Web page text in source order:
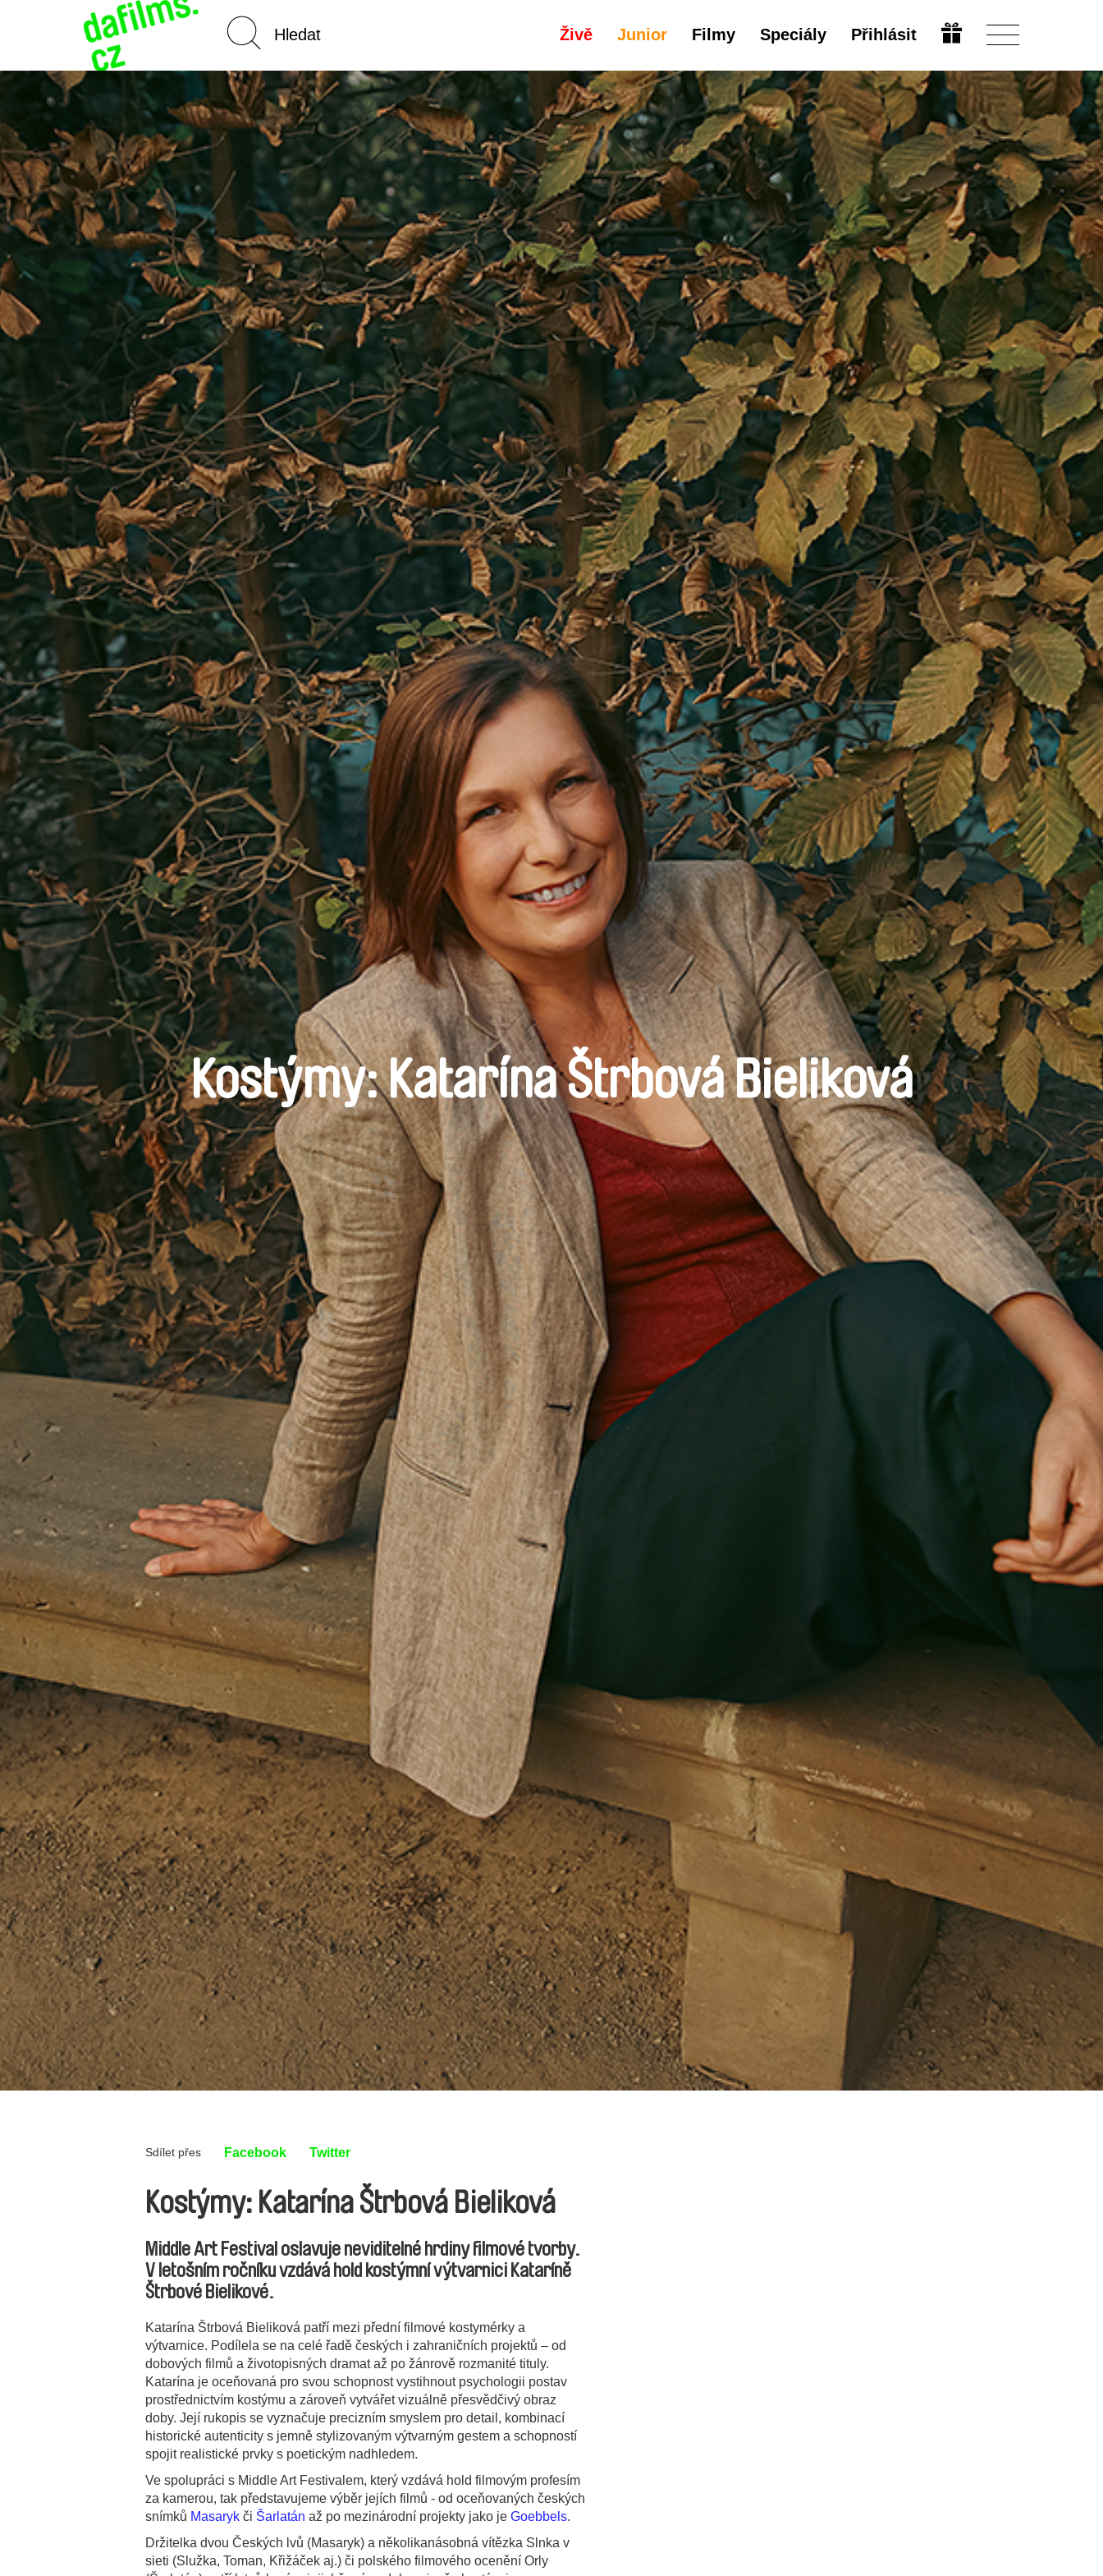
Živě Junior Filmy Speciály Přihlásit
Kostýmy: Katarína Štrbová Bieliková
Sdílet přes Facebook Twitter
Kostýmy: Katarína Štrbová Bieliková
Middle Art Festival oslavuje neviditelné hrdiny filmové tvorby.
V letošním ročníku vzdává hold kostýmní výtvarnici Kataríně
Štrbové Bielikové.
Katarína Štrbová Bieliková patří mezi přední filmové kostymérky a
výtvarnice. Podílela se na celé řadě českých i zahraničních projektů – od
dobových filmů a životopisných dramat až po žánrově rozmanité tituly.
Katarína je oceňovaná pro svou schopnost vystihnout psychologii postav
prostřednictvím kostýmu a zároveň vytvářet vizuálně přesvědčivý obraz
doby. Její rukopis se vyznačuje precizním smyslem pro detail, kombinací
historické autenticity s jemně stylizovaným výtvarným gestem a schopností
spojit realistické prvky s poetickým nadhledem.
Ve spolupráci s Middle Art Festivalem, který vzdává hold filmovým profesím
za kamerou, tak představujeme výběr jejích filmů - od oceňovaných českých
snímků Masaryk či Šarlatán až po mezinárodní projekty jako je Goebbels.
Držitelka dvou Českých lvů (Masaryk) a několikanásobná vítězka Slnka v
sieti (Služka, Toman, Křižáček aj.) či polského filmového ocenění Orly